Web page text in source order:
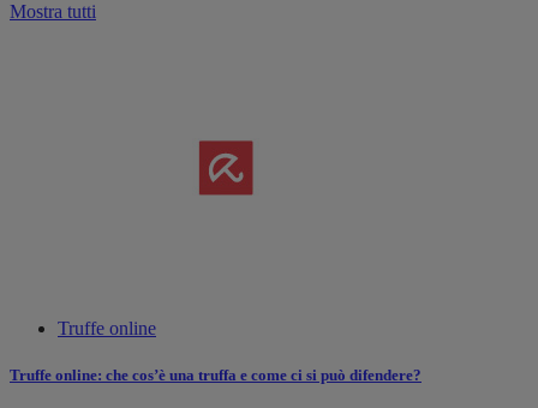
Mostra tutti
Truffe online
Truffe online: che cos’è una truffa e come ci si può difendere?